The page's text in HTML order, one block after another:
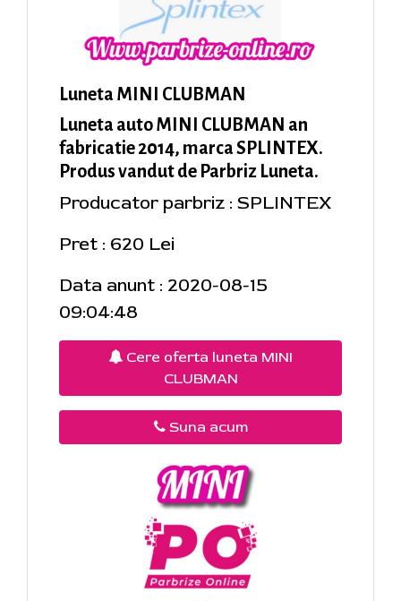
Luneta MINI CLUBMAN
Luneta auto MINI CLUBMAN an
fabricatie 2014, marca SPLINTEX.
Produs vandut de Parbriz Luneta.
Producator parbriz : SPLINTEX
Pret : 620 Lei
Data anunt : 2020-08-15
09:04:48
Cere oferta luneta MINI
CLUBMAN
Suna acum